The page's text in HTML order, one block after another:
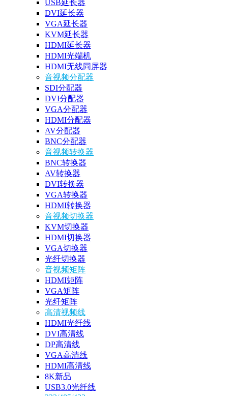
USB延长器
DVI延长器
VGA延长器
KVM延长器
HDMI延长器
HDMI光端机
HDMI无线同屏器
音视频分配器
SDI分配器
DVI分配器
VGA分配器
HDMI分配器
AV分配器
BNC分配器
音视频转换器
BNC转换器
AV转换器
DVI转换器
VGA转换器
HDMI转换器
音视频切换器
KVM切换器
HDMI切换器
VGA切换器
光纤切换器
音视频矩阵
HDMI矩阵
VGA矩阵
光纤矩阵
高清视频线
HDMI光纤线
DVI高清线
DP高清线
VGA高清线
HDMI高清线
8K新品
USB3.0光纤线